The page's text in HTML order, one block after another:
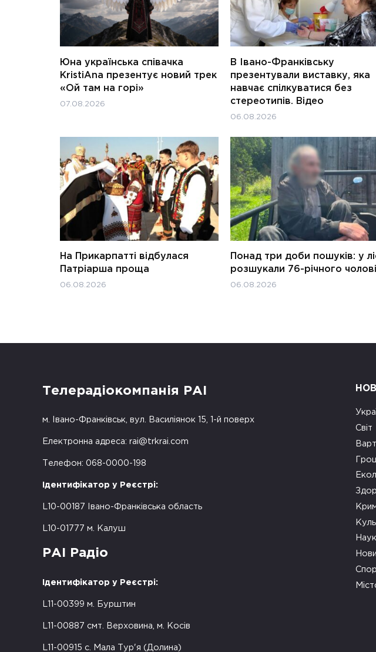
Юна українська співачка
KristiAna презентує новий трек
«Ой там на горі»
07.08.2026
В Івано-Франківську
презентували виставку, яка
навчає спілкуватися без
стереотипів. Відео
06.08.2026
На Прикарпатті відбулася
Патріарша проща
06.08.2026
Понад три доби пошуків: у
розшукали 76-річного
06.08.2026
Телерадіокомпанія РАІ
м. Івано-Франківськ, вул. Василіянок 15, 1-й поверх
Електронна адреса: rai@trkrai.com
Телефон: 068-0000-198
Ідентифікатор у Реєстрі:
L10-00187 Івано-Франківська область
L10-01777 м. Калуш
РАІ Радіо
Ідентифікатор у Реєстрі:
L11-00399 м. Бурштин
L11-00887 смт. Верховина, м. Косів
L11-00915 с. Мала Тур'я (Долина)
Світ